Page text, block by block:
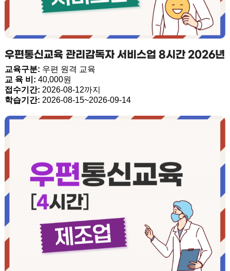
우편통신교육 관리감독자 서비스업 8시간 2026년
교육구분: 우편 원격 교육
교 육 비: 40,000원
접수기간: 2026-08-12까지
학습기간: 2026-08-15~2026-09-14